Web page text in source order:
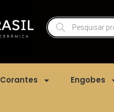
Corantes Engobes